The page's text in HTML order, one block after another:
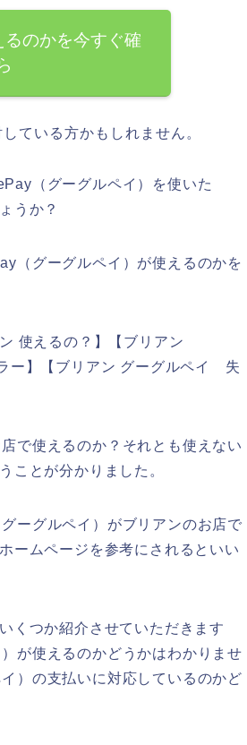
のかを今すぐ確
ている方かもしれません。
（グーグルペイ）を使いた
うか？
（グーグルペイ）が使えるのかを
使えるの？】【ブリアン
ー】【ブリアン グーグルペイ 失
で使えるのか？それとも使えない
ことが分かりました。
ーグルペイ）がブリアンのお店で
ームページを参考にされるといい
くつか紹介させていただきます
が使えるのかどうかはわかりませ
）の支払いに対応しているのかど